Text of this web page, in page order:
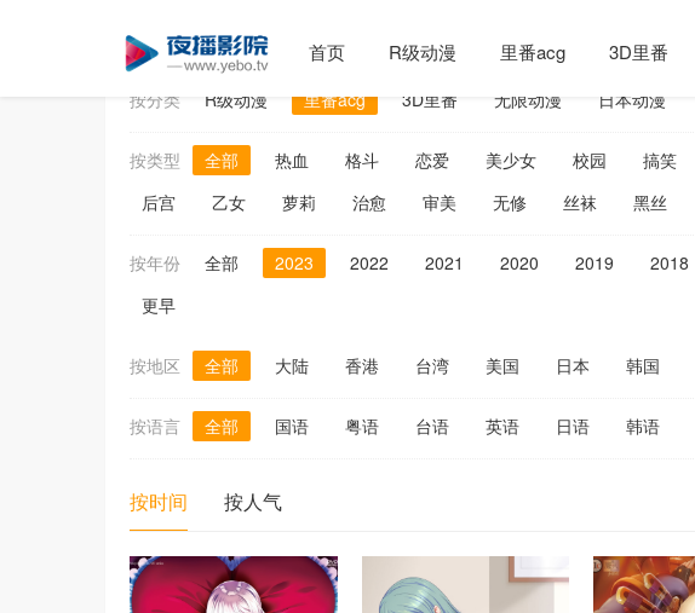
首页 R级动漫 里番acg 3D里番
里番acg
按分类 R级动漫 里番acg 3D里番 无限动漫 日本动漫
按类型 全部 热血 格斗 恋爱 美少女 校园 搞笑
后宫
乙女 萝莉 治愈 审美 无修 丝袜 黑丝
按年份 全部 2023 2022 2021 2020 2019 2018
更早
按地区 全部 大陆 香港 台湾 美国 日本 韩国
按语言 全部 国语 粤语 台语 英语 日语 韩语
按时间 按人气